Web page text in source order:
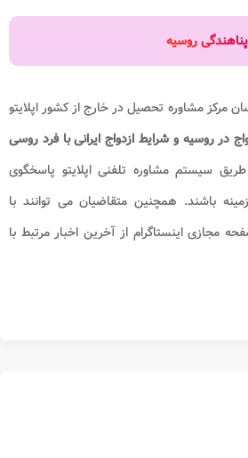
پناهندگی روسیه
مرکز مشاوره تحصیل در خارج از کشور اپلایتو
در روسیه و شرایط ازدواج ایرانی با فرد روسی
سیستم مشاوره تلفنی اپلایتو پاسخگوی
باشند. همچنین متقاضیان می توانند با
مجازی اینستاگرام از آخرین اخبار مرتبط با